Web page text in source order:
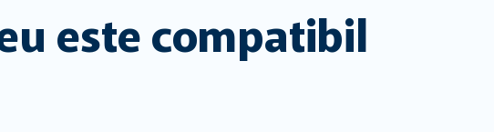
este compatibil